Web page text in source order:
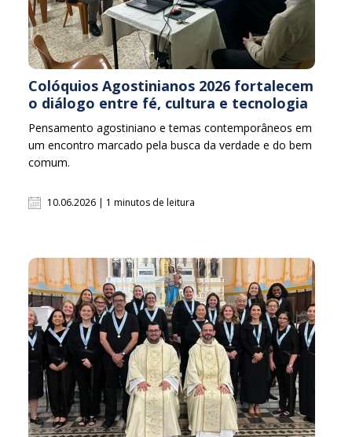
Colóquios Agostinianos 2026 fortalecem
o diálogo entre fé, cultura e tecnologia
Pensamento agostiniano e temas contemporâneos em
um encontro marcado pela busca da verdade e do bem
comum.
10.06.2026 | 1 minutos de leitura